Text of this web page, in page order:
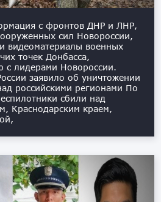
с фронтов ДНР и ЛНР,
сил Новороссии,
видеоматериалы военных
точек Донбасса,
с лидерами Новороссии.
заявило об уничтожении
российскими регионами По
сбили над
Краснодарским краем,